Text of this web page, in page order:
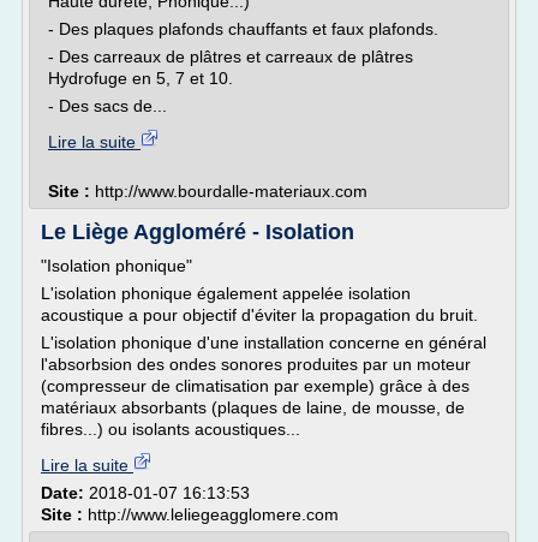
- Des plaques plafonds chauffants et faux plafonds.
- Des carreaux de plâtres et carreaux de plâtres
Hydrofuge en 5, 7 et 10.
- Des sacs de...
Lire la suite
Site : http://www.bourdalle-materiaux.com
Le Liège Aggloméré - Isolation
"Isolation phonique"
L'isolation phonique également appelée isolation
acoustique a pour objectif d'éviter la propagation du bruit.
L'isolation phonique d'une installation concerne en général
l'absorbsion des ondes sonores produites par un moteur
(compresseur de climatisation par exemple) grâce à des
matériaux absorbants (plaques de laine, de mousse, de
fibres...) ou isolants acoustiques...
Lire la suite
Date: 2018-01-07 16:13:53
Site : http://www.leliegeagglomere.com